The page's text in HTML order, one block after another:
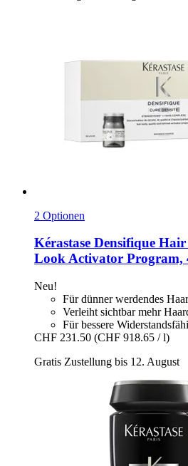
2 Optionen
Kérastase Densifique
Look Activator Program,
Neu!
Für dünner werdendes Haar
Verleiht sichtbar mehr
Für bessere
CHF 231.50 (CHF 918.65 / l)
Gratis Zustellung bis 12. August